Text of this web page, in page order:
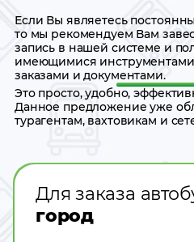
Если Вы являетесь
то мы рекомендуем Вам
запись в нашей системе и
имеющимися
заказами и документами.
Это просто, удобно,
Данное предложение уже
турагентам, вахтовикам и
Для заказа
город